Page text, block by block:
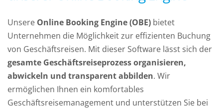
Unsere Online Booking Engine (OBE) bietet
Unternehmen die Möglichkeit zur effizienten Buchung
von Geschäftsreisen. Mit dieser Software lässt sich der
gesamte Geschäftsreiseprozess organisieren,
abwickeln und transparent abbilden. Wir
ermöglichen Ihnen ein komfortables
Geschäftsreisemanagement und unterstützen Sie bei